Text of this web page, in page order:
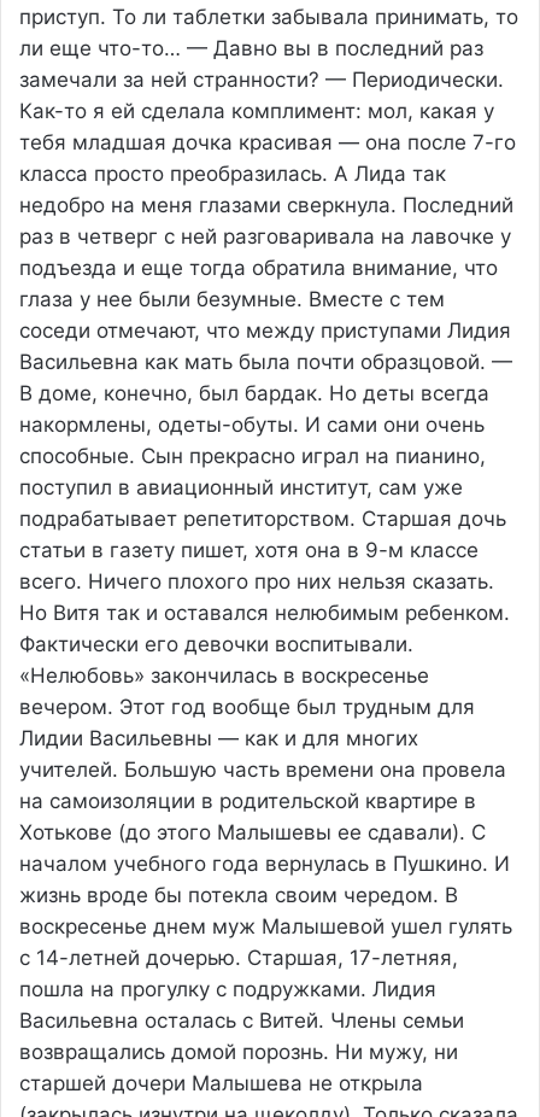
приступ. То ли таблетки забывала принимать, то
ли еще что-то… — Давно вы в последний раз
замечали за ней странности? — Периодически.
Как-то я ей сделала комплимент: мол, какая у
тебя младшая дочка красивая — она после 7-го
класса просто преобразилась. А Лида так
недобро на меня глазами сверкнула. Последний
раз в четверг с ней разговаривала на лавочке у
подъезда и еще тогда обратила внимание, что
глаза у нее были безумные. Вместе с тем
соседи отмечают, что между приступами Лидия
Васильевна как мать была почти образцовой. —
В доме, конечно, был бардак. Но деты всегда
накормлены, одеты-обуты. И сами они очень
способные. Сын прекрасно играл на пианино,
поступил в авиационный институт, сам уже
подрабатывает репетиторством. Старшая дочь
статьи в газету пишет, хотя она в 9-м классе
всего. Ничего плохого про них нельзя сказать.
Но Витя так и оставался нелюбимым ребенком.
Фактически его девочки воспитывали.
«Нелюбовь» закончилась в воскресенье
вечером. Этот год вообще был трудным для
Лидии Васильевны — как и для многих
учителей. Большую часть времени она провела
на самоизоляции в родительской квартире в
Хотькове (до этого Малышевы ее сдавали). С
началом учебного года вернулась в Пушкино. И
жизнь вроде бы потекла своим чередом. В
воскресенье днем муж Малышевой ушел гулять
с 14-летней дочерью. Старшая, 17-летняя,
пошла на прогулку с подружками. Лидия
Васильевна осталась с Витей. Члены семьи
возвращались домой порознь. Ни мужу, ни
старшей дочери Малышева не открыла